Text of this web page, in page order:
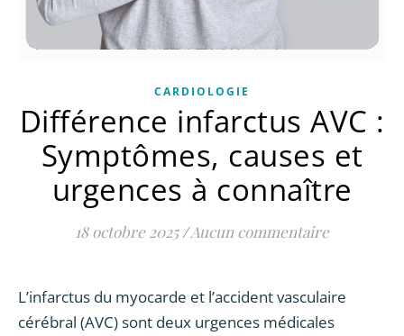
CARDIOLOGIE
Différence infarctus AVC :
Symptômes, causes et
urgences à connaître
18 octobre 2025 /Aucun commentaire
L’infarctus du myocarde et l’accident vasculaire
cérébral (AVC) sont deux urgences médicales